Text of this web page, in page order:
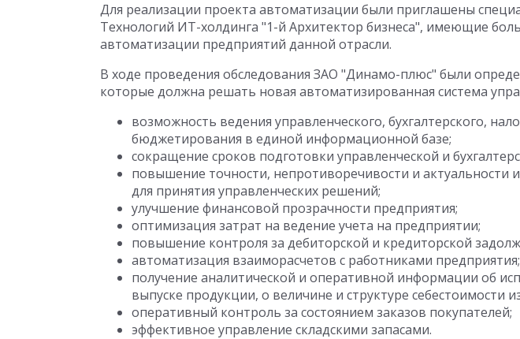
Для реализации проекта автоматизации были приглашены
Технологий ИТ-холдинга "1-й Архитектор бизнеса", имеющие
автоматизации предприятий данной отрасли.
В ходе проведения обследования ЗАО "Динамо-плюс" были
которые должна решать новая автоматизированная система
возможность ведения управленческого, бухгалтерского,
бюджетирования в единой информационной базе;
сокращение сроков подготовки управленческой и
повышение точности, непротиворечивости и
для принятия управленческих решений;
улучшение финансовой прозрачности предприятия;
оптимизация затрат на ведение учета на предприятии;
повышение контроля за дебиторской и кредиторской
автоматизация взаиморасчетов с работниками предприятия;
получение аналитической и оперативной информации об
выпуске продукции, о величине и структуре себестоимости
оперативный контроль за состоянием заказов покупателей;
эффективное управление складскими запасами.